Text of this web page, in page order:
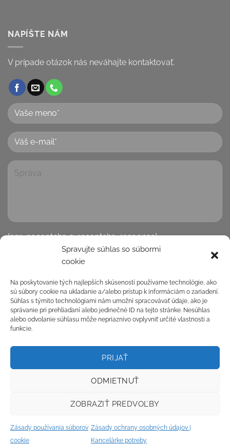
Spravujte súhlas so súbormi
cookie
Na poskytovanie tých najlepších skúseností používame technológie, ako
sú súbory cookie na ukladanie a/alebo prístup k informáciám o zariadení.
Súhlas s týmito technológiami nám umožní spracovávať údaje, ako je
správanie pri prehliadaní alebo jedinečné ID na tejto stránke. Nesúhlas
alebo odvolanie súhlasu môže nepriaznivo ovplyvniť určité vlastnosti a
funkcie.
PRIJAŤ
ODMIETNUŤ
ZOBRAZIŤ PREDVOĽBY
Zásady používania súborov
cookie
Zásady ochrany osobných údajov |
Kancelárke potreby
NAPÍŠTE NÁM
V prípade otázok nás neváhajte kontaktovať.
[anr_nocaptcha g-recaptcha-response]
RIVAS - Kancelárske predmety, Reklamné predmety,
Drogéria a hygiena, Občerstvenie, Kancelársky nábytok
Kancelárske potreby online Bratislava – Bratislavský kraj:
Malacky, Pezinok, Senec, Bratislava, Kancelárske
Galanta, Hlohovec, Piešťany, Senica, Skalica, Trnava,
Komárno, Levice,Nitra, Nové Zámky, Topoľčany, Zlaté
Moravce, Trenčiansky kraj, Bánovce nad Bebravou,